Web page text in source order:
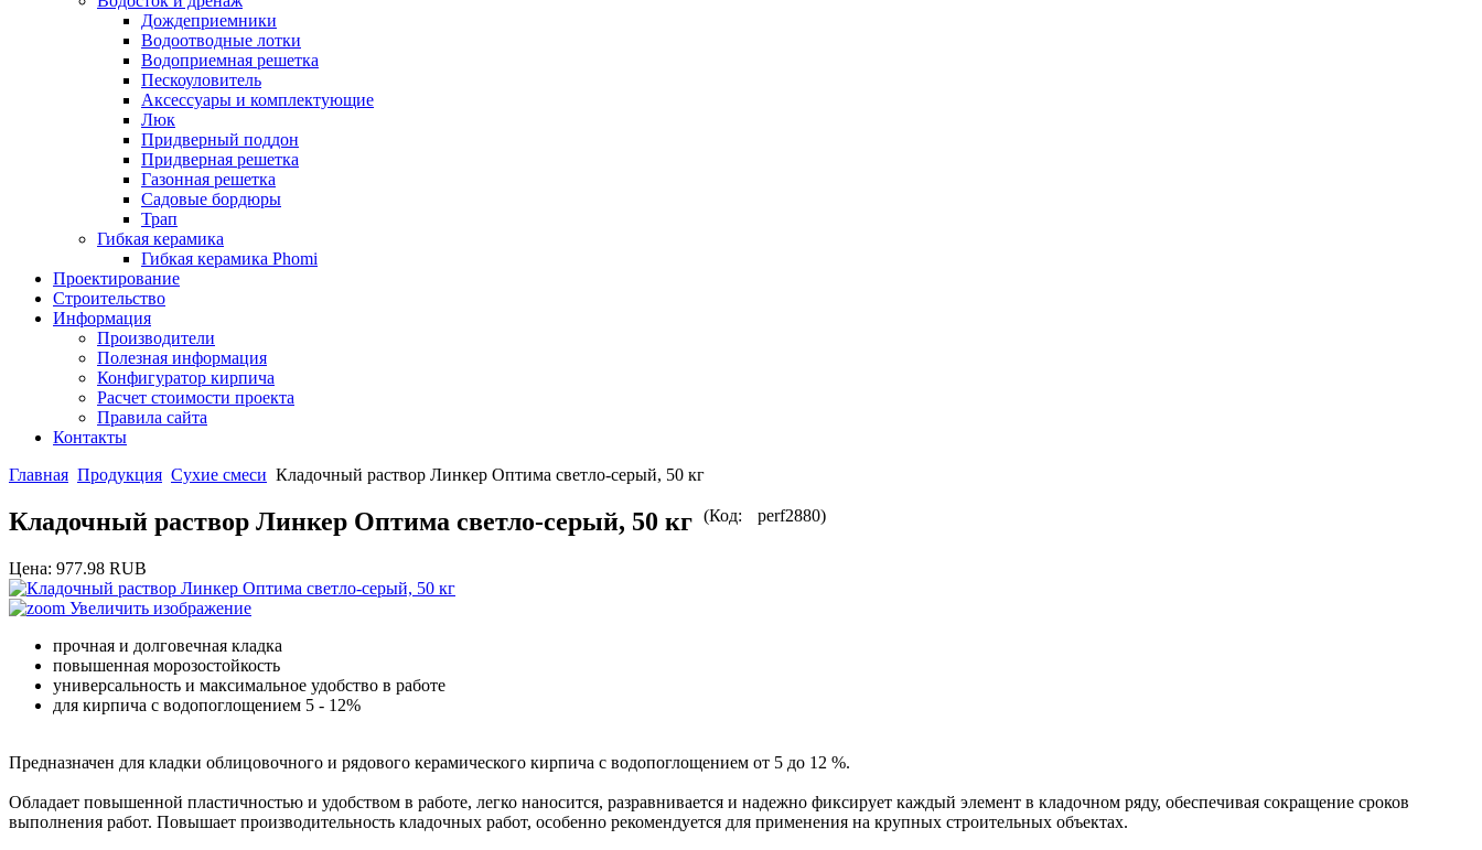
Дождеприемники
Водоотводные лотки
Водоприемная решетка
Пескоуловитель
Аксессуары и комплектующие
Люк
Придверный поддон
Придверная решетка
Газонная решетка
Садовые бордюры
Трап
Гибкая керамика
Гибкая керамика Phomi
Проектирование
Строительство
Информация
Производители
Полезная информация
Конфигуратор кирпича
Расчет стоимости проекта
Правила сайта
Контакты
Главная Продукция Сухие смеси Кладочный раствор Линкер Оптима светло-серый, 50 кг
Кладочный раствор Линкер Оптима светло-серый, 50 кг (Код: perf2880)
Цена: 977.98 RUB
Увеличить изображение
прочная и долговечная кладка
повышенная морозостойкость
универсальность и максимальное удобство в работе
для кирпича с водопоглощением 5 - 12%
Предназначен для кладки облицовочного и рядового керамического кирпича с водопоглощением от 5 до 12 %.
Обладает повышенной пластичностью и удобством в работе, легко наносится, разравнивается и надежно фиксирует каждый элемент в кладочном ряду, обеспечивая сокращение сроков
выполнения работ. Повышает производительность кладочных работ, особенно рекомендуется для применения на крупных строительных объектах.